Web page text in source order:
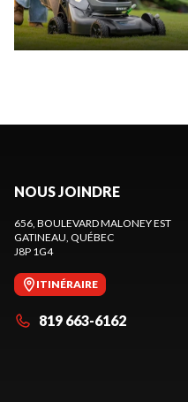
NOUS JOINDRE
656, BOULEVARD MALONEY EST
GATINEAU, QUÉBEC
J8P 1G4
ITINÉRAIRE
819 663-6162